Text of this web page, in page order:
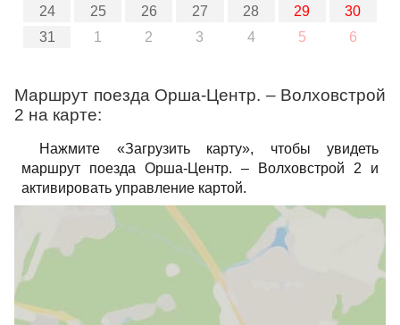
24
25 26 27 28 29
30
31
1 2 3 4 5 6
Маршрут поезда Орша-Центр. – Волховстрой
2 на карте:
Нажмите «Загрузить карту», чтобы увидеть
маршрут поезда Орша-Центр. – Волховстрой 2 и
активировать управление картой.